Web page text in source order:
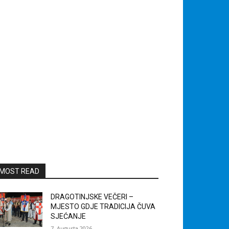
READ
DRAGOTINJSKE VEČERI –
MJESTO GDJE TRADICIJA ČUVA
SJEĆANJE